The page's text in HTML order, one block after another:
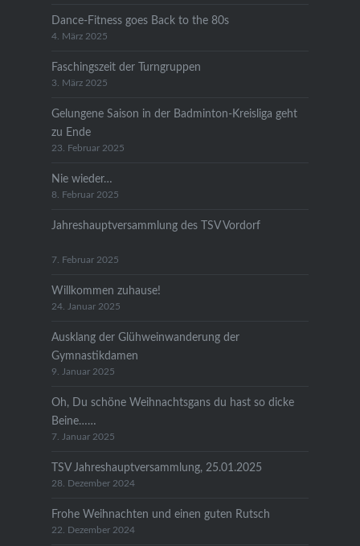
Dance-Fitness goes Back to the 80s
4. März 2025
Faschingszeit der Turngruppen
3. März 2025
Gelungene Saison in der Badminton-Kreisliga geht
zu Ende
23. Februar 2025
Nie wieder…
8. Februar 2025
Jahreshauptversammlung des TSV Vordorf
7. Februar 2025
Willkommen zuhause!
24. Januar 2025
Ausklang der Glühweinwanderung der
Gymnastikdamen
9. Januar 2025
Oh, Du schöne Weihnachtsgans du hast so dicke
Beine……
7. Januar 2025
TSV Jahreshauptversammlung, 25.01.2025
28. Dezember 2024
Frohe Weihnachten und einen guten Rutsch
22. Dezember 2024